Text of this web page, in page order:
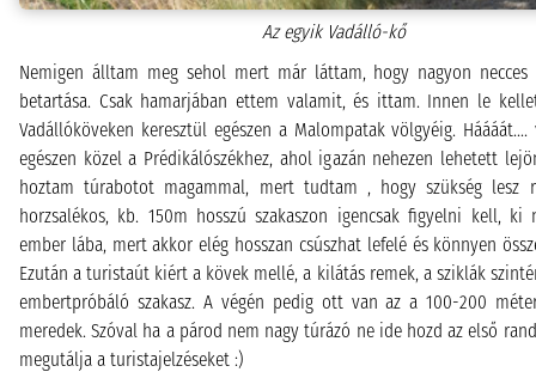
Az egyik Vadálló-kő
Nemigen álltam meg sehol mert már láttam, hogy nagyon
betartása. Csak hamarjában ettem valamit, és ittam. Innen le
Vadállóköveken keresztül egészen a Malompatak völgyéig.
egészen közel a Prédikálószékhez, ahol igazán nehezen lehetett
hoztam túrabotot magammal, mert tudtam , hogy szükség lesz
horzsalékos, kb. 150m hosszú szakaszon igencsak figyelni kell, ki
ember lába, mert akkor elég hosszan csúszhat lefelé és könnyen
Ezután a turistaút kiért a kövek mellé, a kilátás remek, a sziklák
embertpróbáló szakasz. A végén pedig ott van az a 100-200
meredek. Szóval ha a párod nem nagy túrázó ne ide hozd az első
megutálja a turistajelzéseket :)